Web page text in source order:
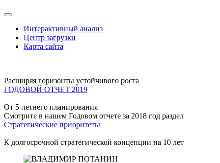
Интерактивный анализ
Центр загрузки
Карта сайта
Расширяя горизонты устойчивого роста
ГОДОВОЙ ОТЧЕТ 2019
От 5-летнего планирования
Смотрите в нашем Годовом отчете за 2018 год раздел
Стратегические приоритеты
К долгосрочной стратегической концепции на 10 лет